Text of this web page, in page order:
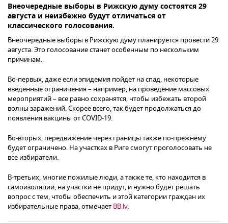
Внеочередные выборы в Рижскую думу состоятся 29
августа и неизбежно будут отличаться от
классического голосования.
Внеочередные выборы в Рижскую думу планируется провести 29
августа. Это голосование станет особенным по нескольким
причинам.
Во-первых, даже если эпидемия пойдет на спад, некоторые
введенные ограничения – например, на проведение массовых
мероприятий – все равно сохранятся, чтобы избежать второй
волны заражений. Скорее всего, так будет продолжаться до
появления вакцины от COVID-19.
Во-вторых, передвижение через границы также по-прежнему
будет ограничено. На участках в Риге смогут проголосовать не
все избиратели.
В-третьих, многие пожилые люди, а также те, кто находится в
самоизоляции, на участки не придут, и нужно будет решать
вопрос с тем, чтобы обеспечить и этой категории граждан их
избирательные права, отмечает BB.lv.